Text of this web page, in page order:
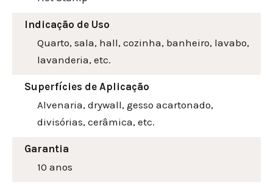
Indicação de Uso
Quarto, sala, hall, cozinha, banheiro, lavabo,
lavanderia, etc.
Superfícies de Aplicação
Alvenaria, drywall, gesso acartonado,
divisórias, cerâmica, etc.
Garantia
10 anos